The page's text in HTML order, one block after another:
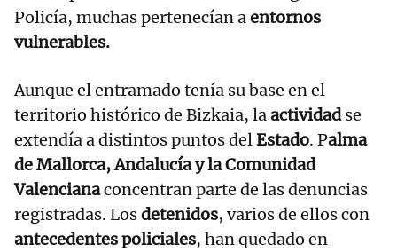
Policía, muchas pertenecían aentornos
vulnerables.
Aunque el entramado tenía su base en el
territorio histórico de Bizkaia, laactividadse
extendía a distintos puntos delEstado. Palma
de Mallorca, Andalucía y la Comunidad
Valencianaconcentran parte de las denuncias
registradas. Losdetenidos, varios de ellos con
antecedentes policiales, han quedado en